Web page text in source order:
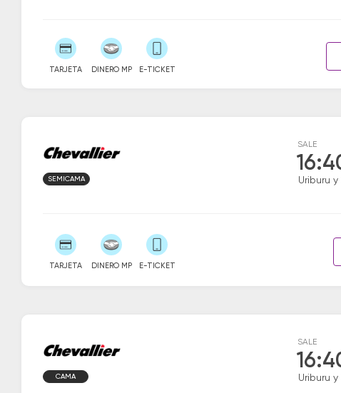
TARJETA DINERO MP E-TICKET
SALE
Uriburu
SEMICAMA
TARJETA DINERO MP E-TICKET
SALE
Uriburu
CAMA